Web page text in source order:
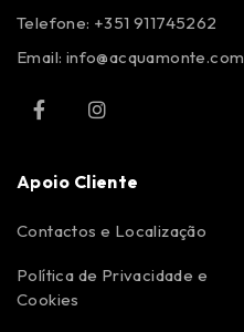
Telefone: +351 911745262
Email: info@acquamonte.com
Apoio Cliente
Contactos e Localização
Política de Privacidade e
Cookies